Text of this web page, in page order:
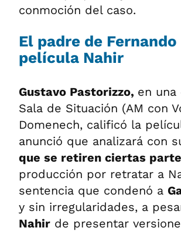
conmoción del caso.
El padre de
película Nahir
Gustavo Pastorizzo, en una
Sala de Situación (AM con
Domenech, calificó la
anunció que analizará con
que se retiren ciertas
producción por retratar a
sentencia que condenó a
y sin irregularidades, a
Nahir de presentar